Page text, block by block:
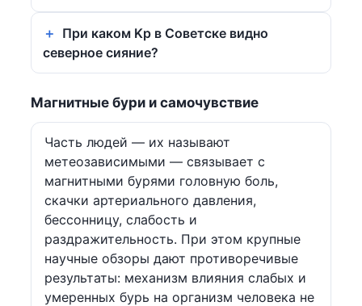
При каком Kp в Советске видно
северное сияние?
Магнитные бури и самочувствие
Часть людей — их называют
метеозависимыми — связывает с
магнитными бурями головную боль,
скачки артериального давления,
бессонницу, слабость и
раздражительность. При этом крупные
научные обзоры дают противоречивые
результаты: механизм влияния слабых и
умеренных бурь на организм человека не